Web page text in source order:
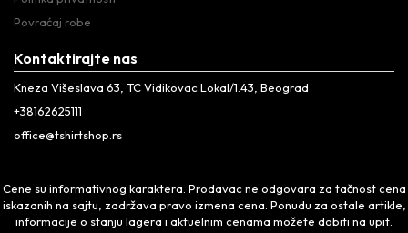
Povraćaj robe
Kontaktirajte nas
Kneza Višeslava 63, TC Vidikovac Lokal/1.43, Beograd
+38162625111
office@tshirtshop.rs
Cene su informativnog karaktera. Prodavac ne odgovara za tačnost cena
iskazanih na sajtu, zadržava pravo izmena cena. Ponudu za ostale artikle,
informacije o stanju lagera i aktuelnim cenama možete dobiti na upit.